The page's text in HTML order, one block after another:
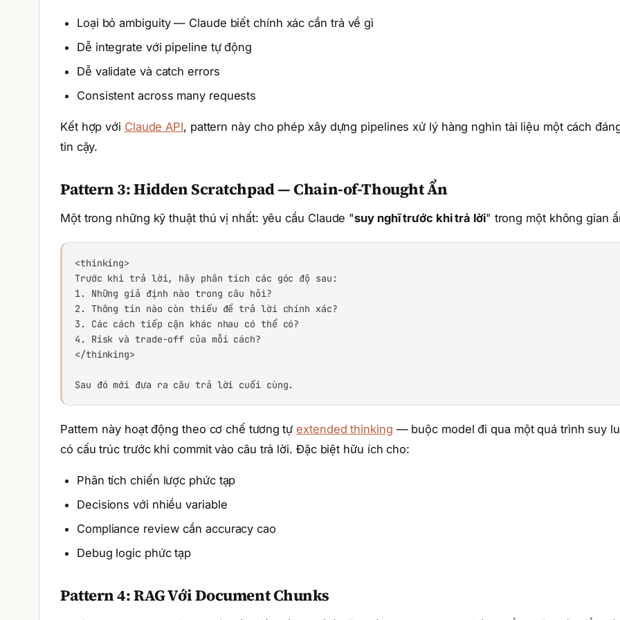
Loại bỏ ambiguity — Claude biết chính xác cần trả về gì
Dễ integrate với pipeline tự động
Dễ validate và catch errors
Consistent across many requests
Kết hợp với Claude API, pattern này cho phép xây dựng pipelines xử lý hàng nghìn tài liệu một cách
tin cậy.
Pattern 3: Hidden Scratchpad — Chain-of-Thought Ẩn
Một trong những kỹ thuật thú vị nhất: yêu cầu Claude "suy nghĩ trước khi trả lời" trong một không gian
<thinking>
Trước khi trả lời, hãy phân tích các góc độ sau:
1. Những giả định nào trong câu hỏi?
2. Thông tin nào còn thiếu để trả lời chính xác?
3. Các cách tiếp cận khác nhau có thể có?
4. Risk và trade-off của mỗi cách?
</thinking>
Sau đó mới đưa ra câu trả lời cuối cùng.
Pattern này hoạt động theo cơ chế tương tựextended thinking — buộc model đi qua một quá trình suy
có cấu trúc trước khi commit vào câu trả lời. Đặc biệt hữu ích cho:
Phân tích chiến lược phức tạp
Decisions với nhiều variable
Compliance review cần accuracy cao
Debug logic phức tạp
Pattern 4: RAG Với Document Chunks